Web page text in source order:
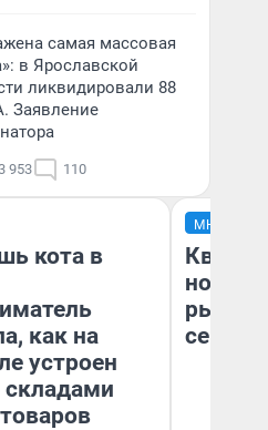
самая массовая
в Ярославской
ликвидировали 88
Заявление
953 110
кота в
как на
устроен
складами
МНЕНИЕ
но
рынок